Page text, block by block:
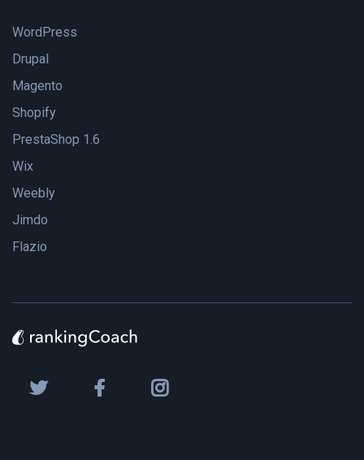
WordPress
Drupal
Magento
Shopify
PrestaShop 1.6
Wix
Weebly
Jimdo
Flazio